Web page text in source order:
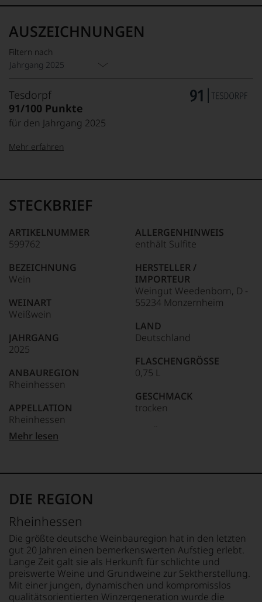
AUSZEICHNUNGEN
Filtern nach
Jahrgang 2025
Tesdorpf
91/100 Punkte
für den Jahrgang 2025
95–98 Punkte:
90–94 Punkte:
Unter 85 Punkte:
Name
Tesdorpf
für
»Fine
für
die
edlen
Weine
der
Welt,
kaum
ein
Das
dokumentieren
auch
und
gerade
mit
Medaillen
Weinjournalisten
Fachpublikationen
unseren
Aussendungen
oder
in
unserem
Webshop,
Mehr erfahren
STECKBRIEF
ARTIKELNUMMER
599762
BEZEICHNUNG
Wein
WEINART
Weißwein
JAHRGANG
2025
ANBAUREGION
Rheinhessen
APPELLATION
Rheinhessen
QUALITÄTSSTUFE
REBSORTEN
8 °C
ALKOHOLGEHALT
12 % Vol.
RESTSÜSSE
4,1 g/L
ALLERGENHINWEIS
enthält Sulfite
HERSTELLER /
IMPORTEUR
Weingut Weedenborn, D -
55234 Monzernheim
LAND
Deutschland
FLASCHENGRÖSSE
0,75 L
GESCHMACK
trocken
0 g
davon Zucker: 0,4 g
EIWEISS
0 g
SALZ
0 g
Mehr lesen
DIE REGION
Rheinhessen
Die größte deutsche Weinbauregion hat in den letzten
gut 20 Jahren einen bemerkenswerten Aufstieg erlebt.
Lange Zeit galt sie als Herkunft für schlichte und
preiswerte Weine und Grundweine zur Sektherstellung.
Mit einer jungen, dynamischen und kompromisslos
qualitätsorientierten Winzergeneration wurde die